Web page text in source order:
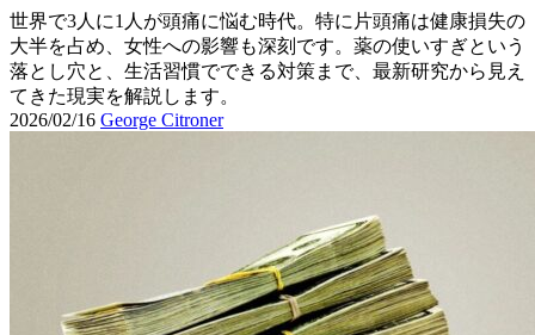
世界で3人に1人が頭痛に悩む時代。特に片頭痛は健康損失の
大半を占め、女性への影響も深刻です。薬の使いすぎという
落とし穴と、生活習慣でできる対策まで、最新研究から見え
てきた現実を解説します。
2026/02/16 George Citroner